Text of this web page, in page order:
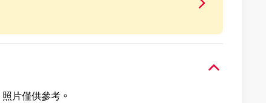
片僅供參考。